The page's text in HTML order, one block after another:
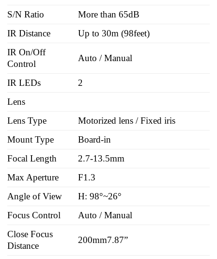
S/N Ratio
More than 65dB
IR Distance
Up to 30m (98feet)
IR On/Off
Control
Auto / Manual
IR LEDs
2
Lens
Lens Type
Motorized lens / Fixed iris
Mount Type
Board-in
Focal Length
2.7-13.5mm
Max Aperture
F1.3
Angle of View
H: 98°~26°
Focus Control
Auto / Manual
Close Focus
Distance
200mm7.87”